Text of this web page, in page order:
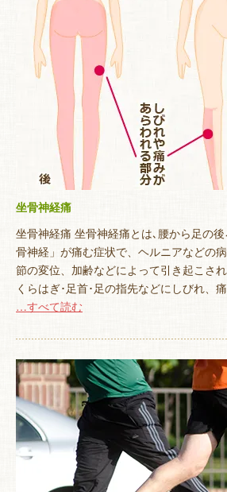
坐骨神経痛
坐骨神経痛 坐骨神経痛とは､腰から足の
骨神経」が痛む症状で、ヘルニアなどの
節の変位、加齢などによって引き起こさ
くらはぎ･足首･足の指先などにしびれ、
…すべて読む